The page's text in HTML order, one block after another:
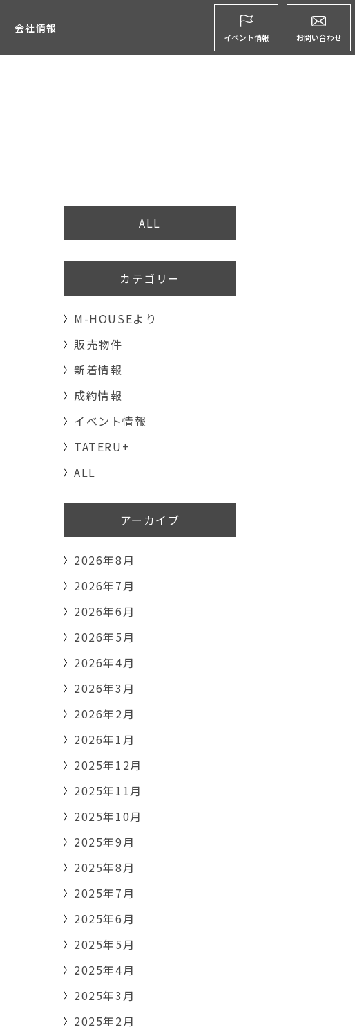
会社情報
イベント情報 お問い合わせ
ALL
カテゴリー
M-HOUSEより
販売物件
新着情報
成約情報
イベント情報
TATERU+
ALL
アーカイブ
2026年8月
2026年7月
2026年6月
2026年5月
2026年4月
2026年3月
2026年2月
2026年1月
2025年12月
2025年11月
2025年10月
2025年9月
2025年8月
2025年7月
2025年6月
2025年5月
2025年4月
2025年3月
2025年2月